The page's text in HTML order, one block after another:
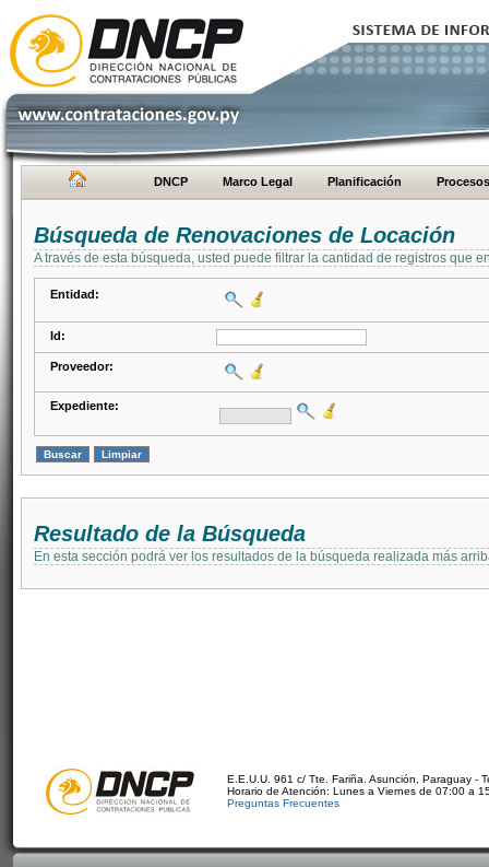
DNCP Marco Legal Planificación Procesos
Búsqueda de Renovaciones de Locación
A través de esta búsqueda, usted puede filtrar la cantidad de registros que
Entidad:
Id:
Proveedor:
Expediente:
Resultado de la Búsqueda
En esta sección podrá ver los resultados de la búsqueda realizada más
E.E.U.U. 961 c/ Tte. Fariña. Asunción, Paraguay -
Horario de Atención: Lunes a Viernes de 07:00 a
Preguntas Frecuentes